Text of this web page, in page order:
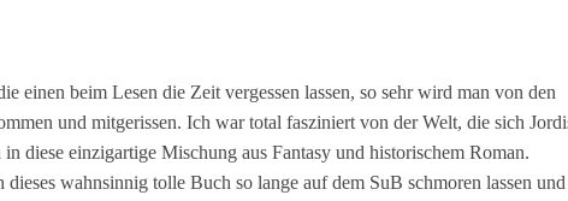
einen beim Lesen die Zeit vergessen lassen, so sehr wird man von den
und mitgerissen. Ich war total fasziniert von der Welt, die sich
diese einzigartige Mischung aus Fantasy und historischem Roman.
wahnsinnig tolle Buch so lange auf dem SuB schmoren lassen und